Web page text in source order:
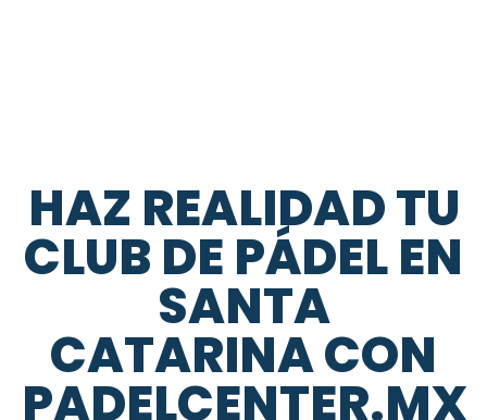
HAZ REALIDAD TU
CLUB DE PÁDEL EN
SANTA
CATARINA CON
PADELCENTER.MX